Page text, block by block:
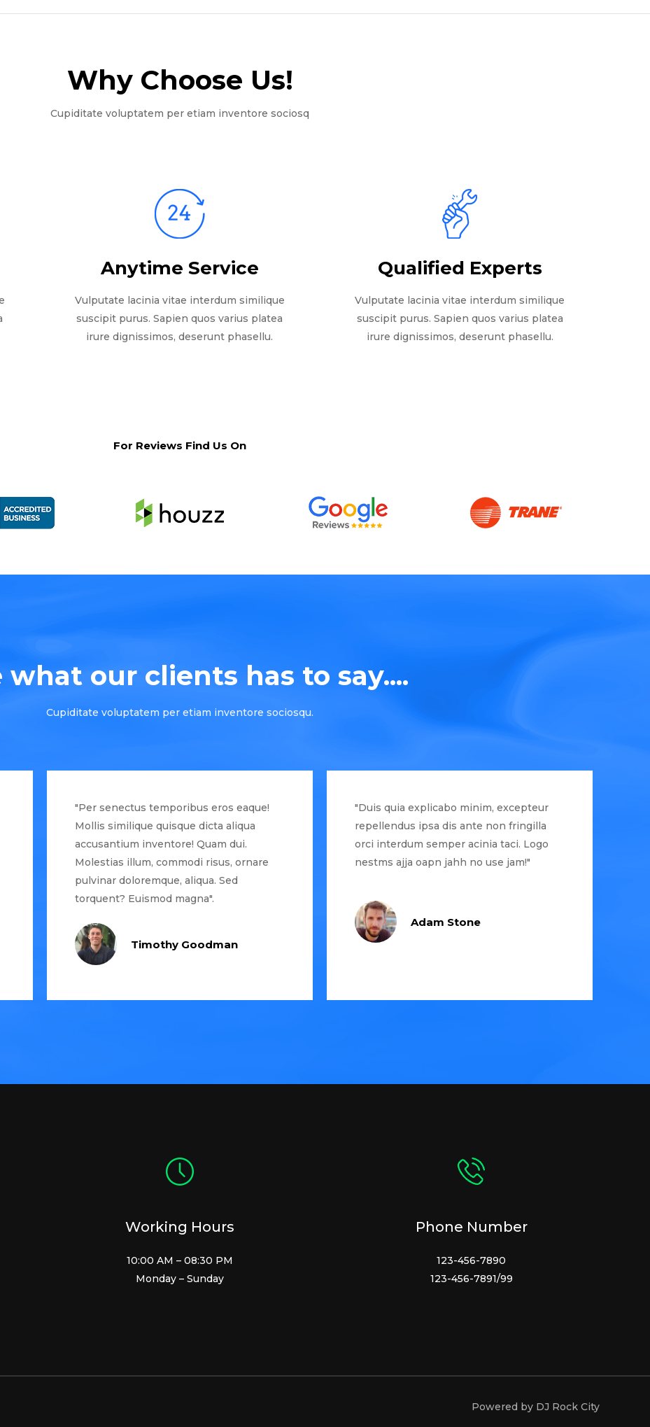
Why Choose Us!​
Cupiditate voluptatem per etiam inventore sociosq
Anytime Service
Vulputate lacinia vitae interdum similique
suscipit purus. Sapien quos varius platea
irure dignissimos, deserunt phasellu.
Qualified Experts
Vulputate lacinia vitae interdum similique
suscipit purus. Sapien quos varius platea
irure dignissimos, deserunt phasellu.
For Reviews Find Us On
what our clients has to say....
Cupiditate voluptatem per etiam inventore sociosqu.
"Per senectus temporibus eros eaque!
Mollis similique quisque dicta aliqua
accusantium inventore! Quam dui.
Molestias illum, commodi risus, ornare
pulvinar doloremque, aliqua. Sed
torquent? Euismod magna".
Timothy Goodman
"Duis quia explicabo minim, excepteur
repellendus ipsa dis ante non fringilla
orci interdum semper acinia taci. Logo
nestms ajja oapn jahh no use jam!"
Adam Stone
Working Hours
10:00 AM – 08:30 PM
Monday – Sunday
Phone Number
123-456-7890
123-456-7891/99
Powered by DJ Rock City